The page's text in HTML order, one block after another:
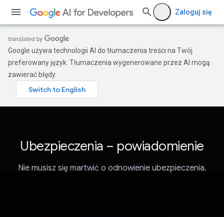
Zaloguj się
Google używa technologii AI do tłumaczenia treści na Twój
preferowany język. Tłumaczenia wygenerowane przez AI mogą
zawierać błędy.
Ubezpieczenia – powiadomienie
Nie musisz się martwić o odnowienie ubezpieczenia.